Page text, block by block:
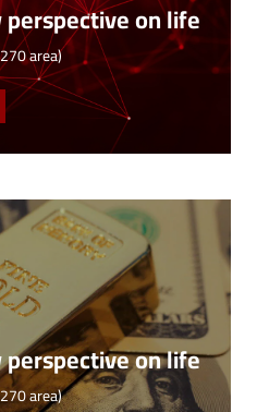
on life
area)
on life
area)